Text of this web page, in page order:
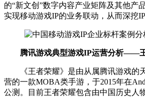
的“新文创”数字内容产业矩阵及其他产
实现移动游戏IP的业务联动，从而深挖
腾讯游戏典型游戏IP运营分析——
《王者荣耀》是由从属腾讯游戏的
营的一款MOBA类手游，于2015年在
公测。目前王者荣耀包含由中国历史人